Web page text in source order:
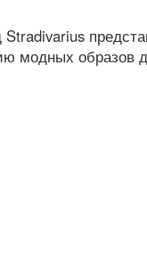
модных образов